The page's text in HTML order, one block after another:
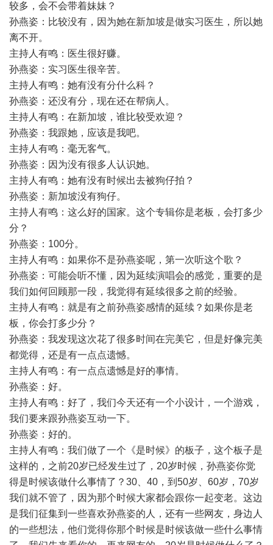
较多，会不会带着妹妹？
孙燕姿：比较没有，因为她在新加坡是做实习医生，所以她
离不开。
主持人有鸣：医生很好赚。
孙燕姿：实习医生很辛苦。
主持人有鸣：她有没有分什么科？
孙燕姿：还没有分，现在还在帮病人。
主持人有鸣：在新加坡，谁比较受欢迎？
孙燕姿：我跟她，应该是我吧。
主持人有鸣：毫无客气。
孙燕姿：因为没有很多人认识她。
主持人有鸣：她有没有时候出去被狗仔拍？
孙燕姿：新加坡没有狗仔。
主持人有鸣：这么好的国家。这个专辑你是老板，会打多少
分？
孙燕姿：100分。
主持人有鸣：如果你不是孙燕姿呢，第一次听这个歌？
孙燕姿：可能会听不懂，因为延续演唱会的感觉，重要的是
我们如何回顾那一段，我觉得有延续很多之前的经验。
主持人有鸣：就是有之前孙燕姿感情的延续？如果你是老
板，你会打多少分？
孙燕姿：我发现这次花了很多时间在完美它，但是好像完美
都觉得，还是有一点点遗憾。
主持人有鸣：有一点点遗憾是好的事情。
孙燕姿：好。
主持人有鸣：好了，我们今天还有一个小设计，一个游戏，
我们要来跟孙燕姿互动一下。
孙燕姿：好的。
主持人有鸣：我们做了一个《是时候》的板子，这个板子是
这样的，之前20岁已经发生过了，20岁时候，孙燕姿你觉
得是时候该做什么事情了？30、40，到50岁、60岁，70岁
我们就不管了，因为那个时候大家都会跟你一起变老。这边
是我们征集到一些喜欢孙燕姿的人，还有一些网友，身边人
的一些想法，他们觉得你那个时候是时候该做一些什么事情